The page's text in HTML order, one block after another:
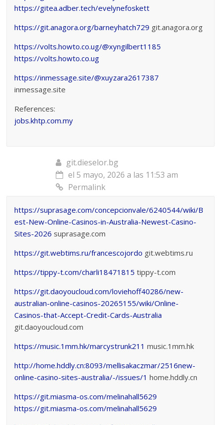
https://gitea.adber.tech/evelynefoskett
https://git.anagora.org/barneyhatch729 git.anagora.org
https://volts.howto.co.ug/@xyngilbert1185
https://volts.howto.co.ug
https://inmessage.site/@xuyzara2617387
inmessage.site
References:
jobs.khtp.com.my
git.dieselor.bg
el 5 mayo, 2026 a las 11:53 am
Permalink
https://suprasage.com/concepcionvale/6240544/wiki/B
est-New-Online-Casinos-in-Australia-Newest-Casino-
Sites-2026 suprasage.com
https://git.webtims.ru/francescojordo git.webtims.ru
https://tippy-t.com/charli18471815 tippy-t.com
https://git.daoyoucloud.com/loviehoff40286/new-
australian-online-casinos-20265155/wiki/Online-
Casinos-that-Accept-Credit-Cards-Australia
git.daoyoucloud.com
https://music.1mm.hk/marcystrunk211 music.1mm.hk
http://home.hddly.cn:8093/mellisakaczmar/2516new-
online-casino-sites-australia/-/issues/1 home.hddly.cn
https://git.miasma-os.com/melinahall5629
https://git.miasma-os.com/melinahall5629